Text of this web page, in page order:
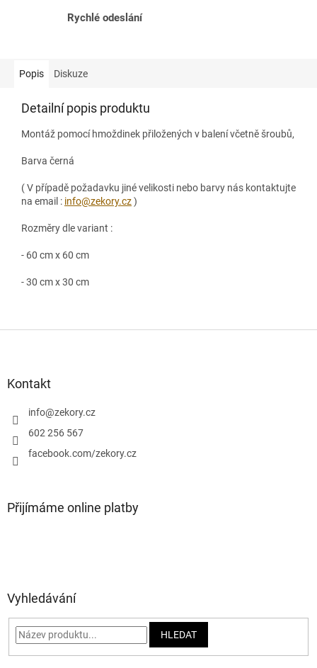
Rychlé odeslání
Popis Diskuze
Detailní popis produktu
Montáž pomocí hmoždinek přiložených v balení včetně šroubů,
Barva černá
( V případě požadavku jiné velikosti nebo barvy nás kontaktujte
na email : info@zekory.cz)
Rozměry dle variant :
- 60 cm x 60 cm
- 30 cm x 30 cm
Kontakt
info@zekory.cz
602 256 567
facebook.com/zekory.cz
Přijímáme online platby
Vyhledávání
HLEDAT